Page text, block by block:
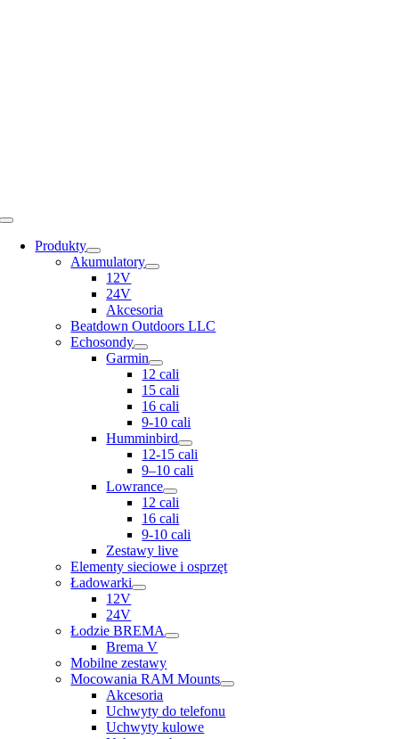
Toggle
NavigationProdukty
Akumulatory
12V
24V
Akcesoria
Beatdown Outdoors LLC
Echosondy
Garmin
12 cali
15 cali
16 cali
9-10 cali
Humminbird
12-15 cali
9–10 cali
Lowrance
12 cali
16 cali
9-10 cali
Zestawy live
Elementy sieciowe i osprzęt
Ładowarki
12V
24V
Łodzie BREMA
Brema V
Mobilne zestawy
Mocowania RAM Mounts
Akcesoria
Uchwyty do telefonu
Uchwyty kulowe